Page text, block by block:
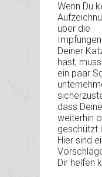
Wenn Du
über die
Impfungen
Deiner
hast,
ein paar
dass
weiterhin
geschützt
Hier sind
Dir helfen